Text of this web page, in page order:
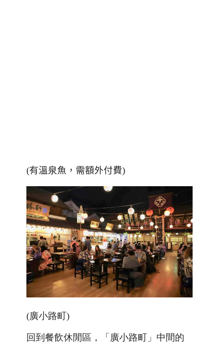
(有溫泉魚，需額外付費)
(廣小路町)
回到餐飲休閒區， 「廣小路町」 中間的